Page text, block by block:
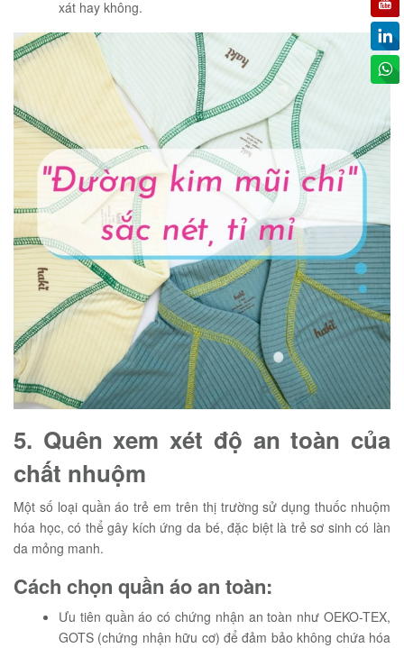
xát hay không.
5. Quên xem xét độ an toàn của
chất nhuộm
Một số loại quần áo trẻ em trên thị trường sử dụng thuốc nhuộm
hóa học, có thể gây kích ứng da bé, đặc biệt là trẻ sơ sinh có làn
da mỏng manh.
Cách chọn quần áo an toàn:
Ưu tiên quần áo có chứng nhận an toàn như OEKO-TEX,
GOTS (chứng nhận hữu cơ) để đảm bảo không chứa hóa